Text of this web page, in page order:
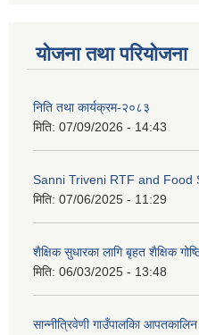
योजना तथा परियोजना
निति तथा कार्यक्रम-२०८३
मिति: 07/09/2026 - 14:43
Sanni Triveni RTF and Food
मिति: 07/06/2025 - 11:29
शैक्षिक सुधारका लागि बृहत शैक्षिक
मिति: 06/03/2025 - 13:48
सान्नीत्रिवेणी गाउँपालकिा आपतकालिन